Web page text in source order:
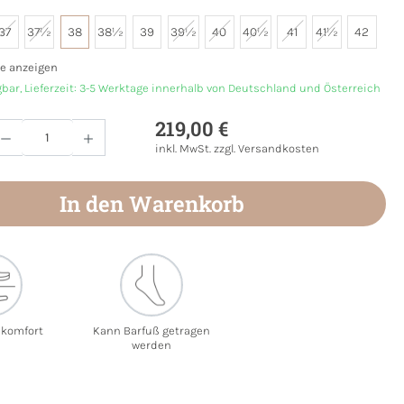
37 37½ 38 38½ 39 39½ 40 40½ 41 41½ 42
anzeigen
Lieferzeit: 3-5 Werktage innerhalb von Deutschland und Österreich
Anzahl: Gib den gewünschten Wert ein
219,00 €
inkl. MwSt. zzgl. Versandkosten
In den Warenkorb
Kann Barfuß getragen
werden